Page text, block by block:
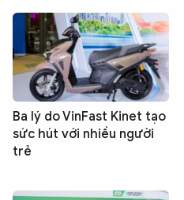
Ba lý do VinFast Kinet tạo
sức hút với nhiều người
trẻ